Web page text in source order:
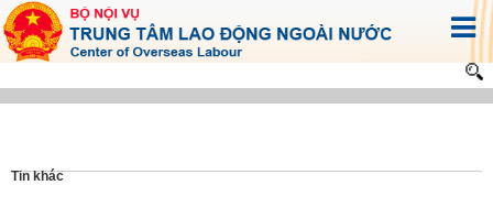
Tin khác